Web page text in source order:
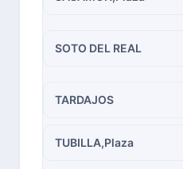
SOTO DEL REAL
TARDAJOS
TUBILLA,Plaza